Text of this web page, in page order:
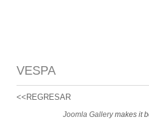
VESPA
<<REGRESAR
Joomla Gallerymakes it